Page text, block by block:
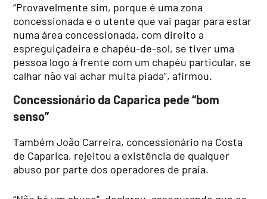
“Provavelmente sim, porque é uma zona
concessionada e o utente que vai pagar para estar
numa área concessionada, com direito a
espreguiçadeira e chapéu-de-sol, se tiver uma
pessoa logo à frente com um chapéu particular, se
calhar não vai achar muita piada”, afirmou.
Concessionário da Caparica pede “bom
senso”
Também João Carreira, concessionário na Costa
de Caparica, rejeitou a existência de qualquer
abuso por parte dos operadores de praia.